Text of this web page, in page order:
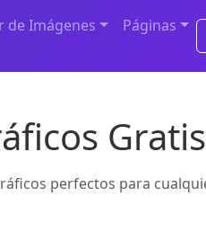
de Imágenes Páginas
Gratis
perfectos para